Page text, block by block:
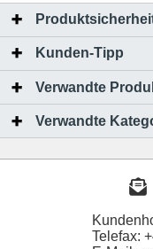
Kunden-Tipp
Verwandte
Verwandte
Telefax: